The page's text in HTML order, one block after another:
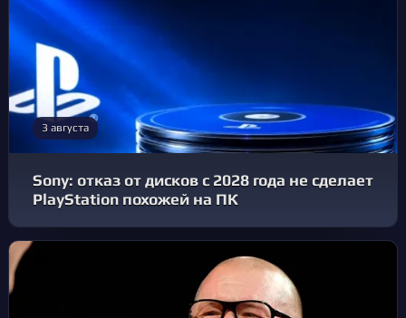
3 августа
Sony: отказ от дисков с 2028 года не сделает
PlayStation похожей на ПК